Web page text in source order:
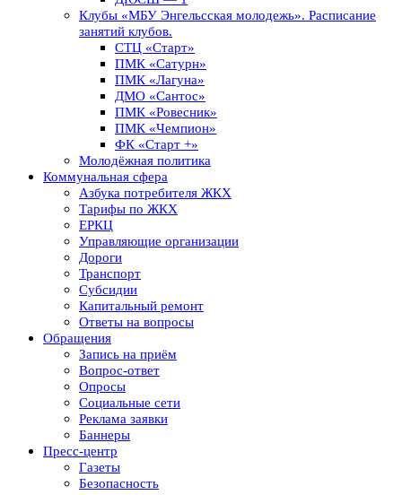
Клубы «МБУ Энгельсская молодежь». Расписание
занятий клубов.
СТЦ «Старт»
ПМК «Сатурн»
ПМК «Лагуна»
ДМО «Сантос»
ПМК «Ровесник»
ПМК «Чемпион»
ФК «Старт +»
Молодёжная политика
Коммунальная сфера
Азбука потребителя ЖКХ
Тарифы по ЖКХ
ЕРКЦ
Управляющие организации
Дороги
Транспорт
Субсидии
Капитальный ремонт
Ответы на вопросы
Обращения
Запись на приём
Вопрос-ответ
Опросы
Социальные сети
Реклама заявки
Баннеры
Пресс-центр
Газеты
Безопасность